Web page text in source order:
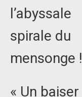
l’abyssale
spirale du
mensonge !
« Un baiser